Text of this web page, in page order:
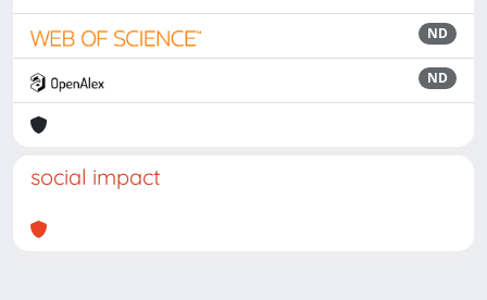
ND
ND
social impact